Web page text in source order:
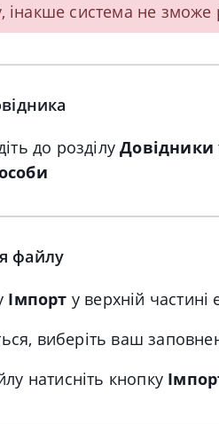
інакше система не зможе
до розділуДовідники
файлу
Імпорт у верхній частині
виберіть ваш
натисніть кнопку